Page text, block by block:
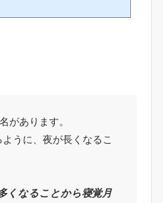
があります。
うに、夜が長くなるこ
くなることから寝覚月